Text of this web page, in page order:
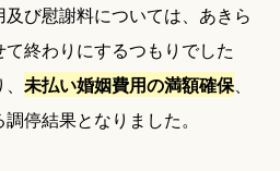
び慰謝料については、あきら
終わりにするつもりでした
、未払い婚姻費用の満額確保、
停結果となりました。